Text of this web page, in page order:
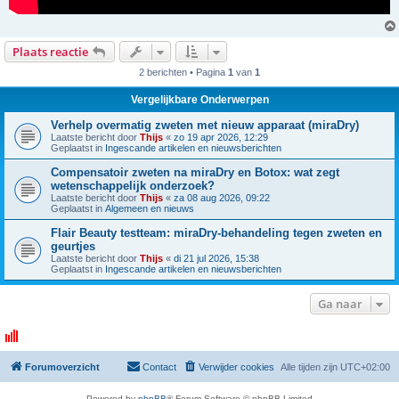
Plaats reactie
2 berichten • Pagina 1 van 1
Vergelijkbare Onderwerpen
Verhelp overmatig zweten met nieuw apparaat (miraDry)
Laatste bericht door Thijs « zo 19 apr 2026, 12:29
Geplaatst in Ingescande artikelen en nieuwsberichten
Compensatoir zweten na miraDry en Botox: wat zegt
wetenschappelijk onderzoek?
Laatste bericht door Thijs « za 08 aug 2026, 09:22
Geplaatst in Algemeen en nieuws
Flair Beauty testteam: miraDry-behandeling tegen zweten en
geurtjes
Laatste bericht door Thijs « di 21 jul 2026, 15:38
Geplaatst in Ingescande artikelen en nieuwsberichten
Ga naar
Forumoverzicht Alle tijden zijn UTC+02:00
Verwijder cookies
Contact